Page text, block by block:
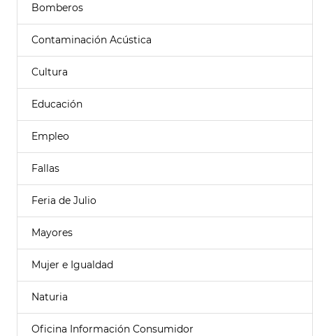
Bomberos
Contaminación Acústica
Cultura
Educación
Empleo
Fallas
Feria de Julio
Mayores
Mujer e Igualdad
Naturia
Oficina Información Consumidor